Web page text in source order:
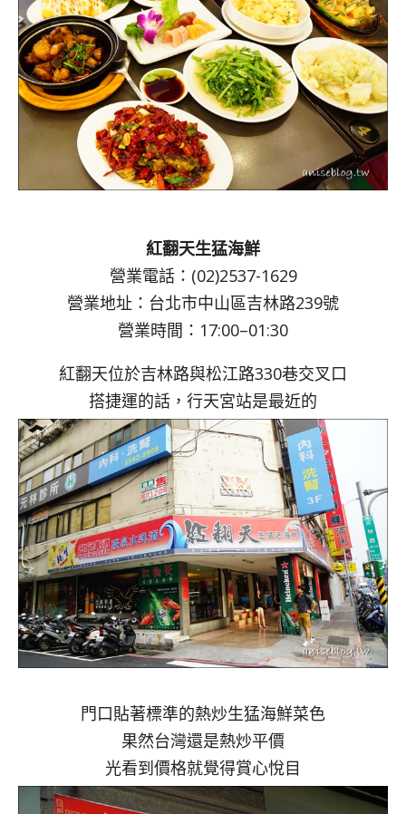
紅翻天生猛海鮮
營業電話：(02)2537-1629
營業地址：台北市中山區吉林路239號
營業時間：17:00–01:30
紅翻天位於吉林路與松江路330巷交叉口
搭捷運的話，行天宮站是最近的
門口貼著標準的熱炒生猛海鮮菜色
果然台灣還是熱炒平價
光看到價格就覺得賞心悅目